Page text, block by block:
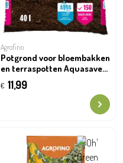
Agrofino
Potgrond voor bloembakken
en terraspotten Aquasave
40l
€ 11,99